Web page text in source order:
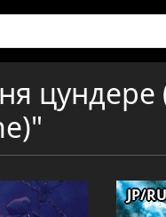
цундере
JP/RU